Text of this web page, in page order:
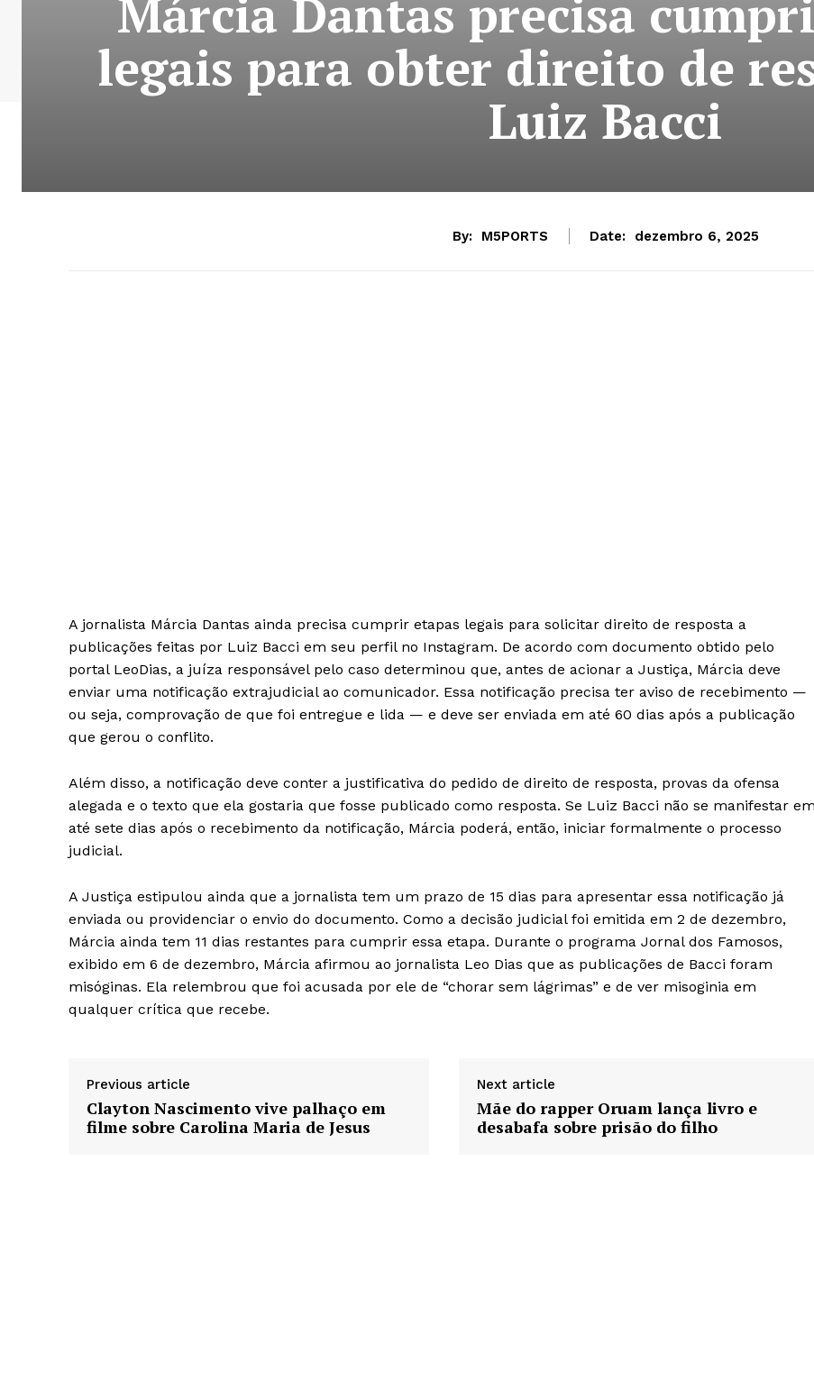
iCHAIT
Aprenda tudo sobre
Inteligência Artificial
SAIBA MAIS
M5PORTS
Anuncie
RSS
Política de Privacidade e Cookies
Márcia Dantas precisa
legais para obter direito de
Luiz Bacci
By: M5PORTS Date: dezembro 6, 2025
A jornalista Márcia Dantas ainda precisa cumprir etapas legais para solicitar direito de resposta a
publicações feitas por Luiz Bacci em seu perfil no Instagram. De acordo com documento obtido pelo
portal LeoDias, a juíza responsável pelo caso determinou que, antes de acionar a Justiça, Márcia deve
enviar uma notificação extrajudicial ao comunicador. Essa notificação precisa ter aviso de recebimento —
ou seja, comprovação de que foi entregue e lida — e deve ser enviada em até 60 dias após a publicação
que gerou o conflito.
Além disso, a notificação deve conter a justificativa do pedido de direito de resposta, provas da ofensa
alegada e o texto que ela gostaria que fosse publicado como resposta. Se Luiz Bacci não se manifestar em
até sete dias após o recebimento da notificação, Márcia poderá, então, iniciar formalmente o processo
judicial.
A Justiça estipulou ainda que a jornalista tem um prazo de 15 dias para apresentar essa notificação já
enviada ou providenciar o envio do documento. Como a decisão judicial foi emitida em 2 de dezembro,
Márcia ainda tem 11 dias restantes para cumprir essa etapa. Durante o programa Jornal dos Famosos,
exibido em 6 de dezembro, Márcia afirmou ao jornalista Leo Dias que as publicações de Bacci foram
misóginas. Ela relembrou que foi acusada por ele de “chorar sem lágrimas” e de ver misoginia em
qualquer crítica que recebe.
Previous article
Clayton Nascimento vive palhaço em
filme sobre Carolina Maria de Jesus
Next article
Mãe do rapper Oruam lança livro e
desabafa sobre prisão do filho